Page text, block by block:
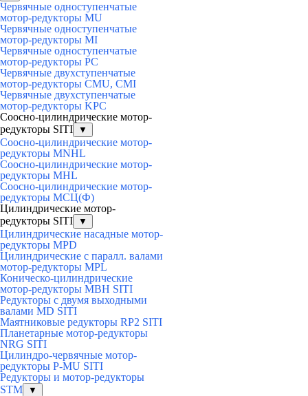
Червячные одноступенчатые
мотор-редукторы MU
Червячные одноступенчатые
мотор-редукторы MI
Червячные одноступенчатые
мотор-редукторы PC
Червячные двухступенчатые
мотор-редукторы CMU, CMI
Червячные двухступенчатые
мотор-редукторы KPC
Соосно-цилиндрические мотор-
редукторы SITI
▼
Соосно-цилиндрические мотор-
редукторы MNHL
Соосно-цилиндрические мотор-
редукторы MHL
Соосно-цилиндрические мотор-
редукторы МСЦ(Ф)
Цилиндрические мотор-
редукторы SITI
▼
Цилиндрические насадные мотор-
редукторы MPD
Цилиндрические с паралл. валами
мотор-редукторы MPL
Коническо-цилиндрические
мотор-редукторы MBH SITI
Редукторы с двумя выходными
валами MD SITI
Маятниковые редукторы RP2 SITI
Планетарные мотор-редукторы
NRG SITI
Цилиндро-червячные мотор-
редукторы P-MU SITI
Редукторы и мотор-редукторы
STM
▼